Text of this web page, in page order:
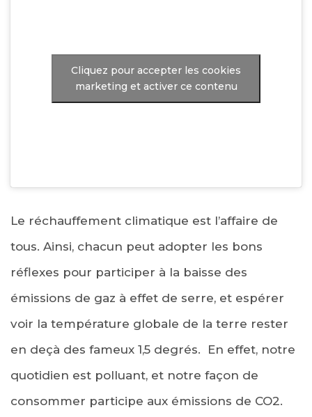
Cliquez pour accepter les cookies
marketing et activer ce contenu
Le réchauffement climatique est l’affaire de
tous. Ainsi, chacun peut adopter les bons
réflexes pour participer à la baisse des
émissions de gaz à effet de serre, et espérer
voir la température globale de la terre rester
en deçà des fameux 1,5 degrés. En effet, notre
quotidien est polluant, et notre façon de
consommer participe aux émissions de CO2.